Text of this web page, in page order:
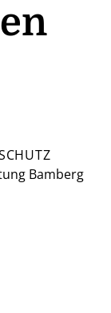
Bamberg